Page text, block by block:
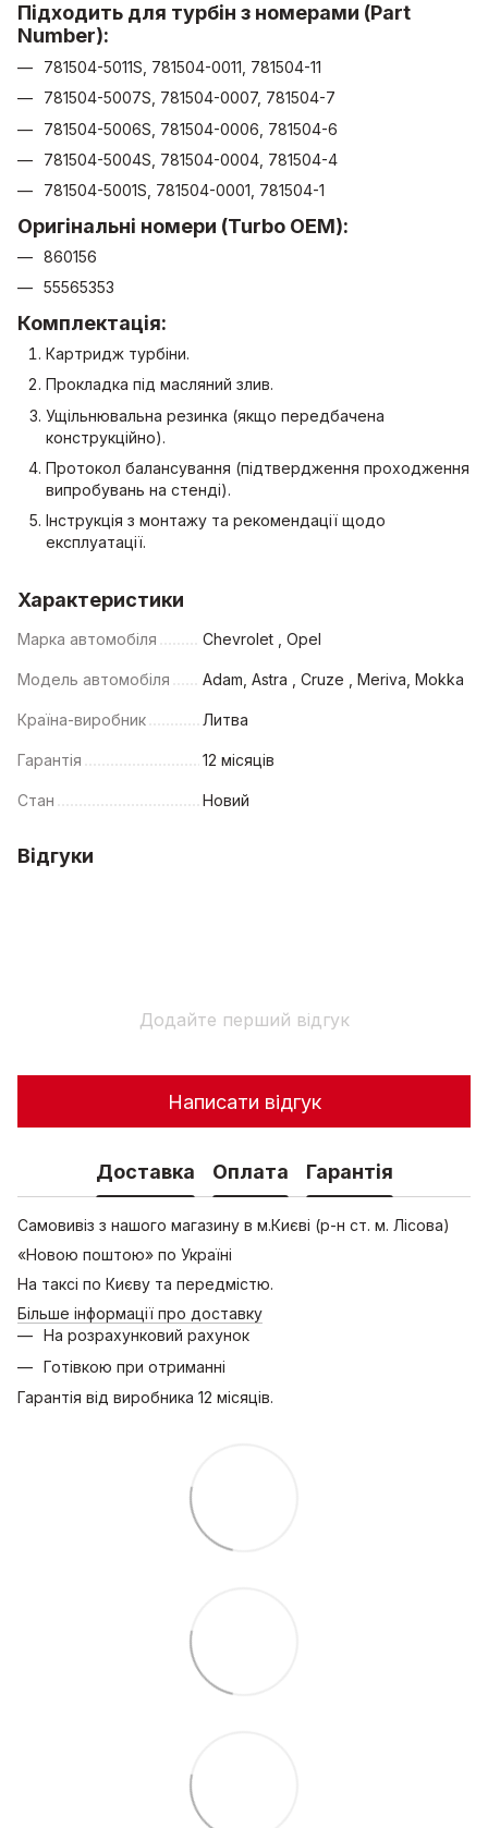
Підходить для турбін з номерами (Part
Number):
781504-5011S, 781504-0011, 781504-11
781504-5007S, 781504-0007, 781504-7
781504-5006S, 781504-0006, 781504-6
781504-5004S, 781504-0004, 781504-4
781504-5001S, 781504-0001, 781504-1
Оригінальні номери (Turbo OEM):
860156
55565353
Комплектація:
Картридж турбіни.
Прокладка під масляний злив.
Ущільнювальна резинка (якщо передбачена
конструкційно).
Протокол балансування (підтвердження проходження
випробувань на стенді).
Інструкція з монтажу та рекомендації щодо
експлуатації.
Характеристики
Марка автомобіля Chevrolet , Opel
Модель автомобіля Adam, Astra , Cruze , Meriva, Mokka
Країна-виробник Литва
Гарантія 12 місяців
Стан Новий
Відгуки
Додайте перший відгук
Написати відгук
Доставка Оплата Гарантія
Самовивіз з нашого магазину в м.Києві (р-н ст. м. Лісова)
«Новою поштою» по Україні
На таксі по Києву та передмістю.
Більше інформації про доставку
На розрахунковий рахунок
Готівкою при отриманні
Гарантія від виробника 12 місяців.